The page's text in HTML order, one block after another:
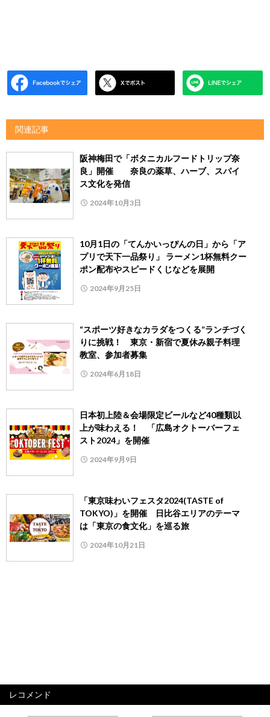
関連記事
阪神梅田で「ボタニカルフードトリップ奈
良」開催 奈良の薬草、ハーブ、スパイ
ス文化を発信
2024年10月3日
10月1日の「てんかいっぴんの日」から「ア
プリで天下一品祭り」 ラーメン1杯無料クー
ポン配布やスピードくじなどを展開
2024年9月25日
“スポーツ好きなカラダをつくる”ランチづく
りに挑戦！ 東京・新宿で夏休み親子料理
教室、参加者募集
2024年6月18日
日本初上陸＆会場限定ビールなど40種類以
上が味わえる！ 「広島オクトーバーフェ
スト2024」を開催
2024年9月9日
「東京味わいフェスタ2024(TASTE of
TOKYO)」を開催 日比谷エリアのテーマ
は「東京の食文化」を巡る旅
2024年10月21日
レコメンド